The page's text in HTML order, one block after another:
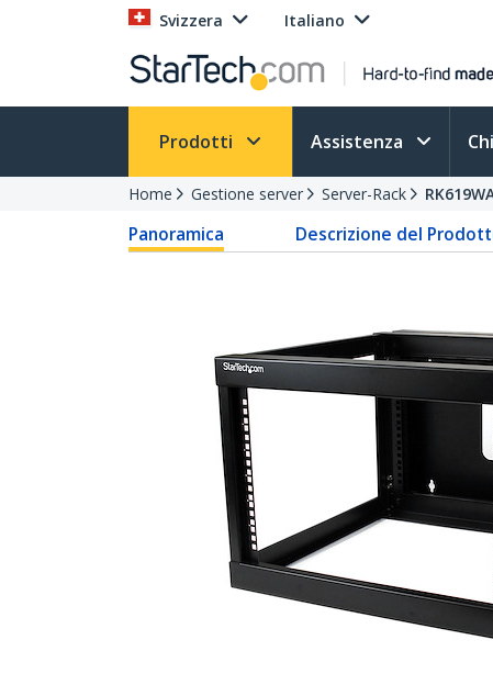
Svizzera Italiano
Prodotti Assistenza
Home Gestione server Server-Rack
Panoramica Descrizione del